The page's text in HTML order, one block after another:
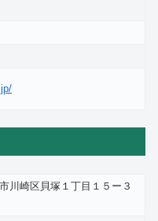
川崎区貝塚１丁目１５ー３